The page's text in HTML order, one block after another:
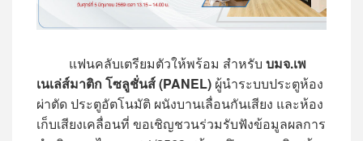
แฟนคลับเตรียมตัวให้พร้อม สำหรับ บมจ.เพ
เนเล่ส์มาติก โซลูชั่นส์ (PANEL) ผู้นำระบบประตูห้อง
ผ่าตัด ประตูอัตโนมัติ ผนังบานเลื่อนกันเสียง และห้อง
เก็บเสียงเคลื่อนที่ ขอเชิญชวนร่วมรับฟังข้อมูลผลการ